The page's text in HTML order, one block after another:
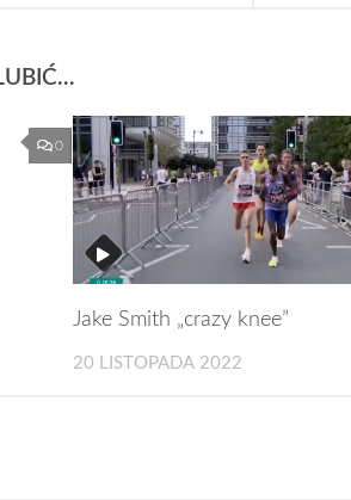
0
Jake Smith „crazy knee”
20 LISTOPADA 2022